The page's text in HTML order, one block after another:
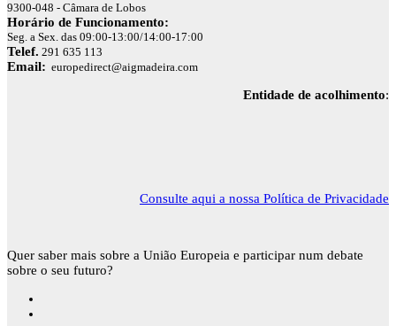
9300-048 - Câmara de Lobos
Horário de Funcionamento:
Seg. a Sex. das 09:00-13:00/14:00-17:00
Telef. 291 635 113
Email: europedirect@aigmadeira.com
Entidade de acolhimento:
Consulte aqui a nossa Política de Privacidade
Quer saber mais sobre a União Europeia e participar num debate
sobre o seu futuro?